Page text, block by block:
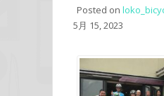
Posted on
5月 15, 2023